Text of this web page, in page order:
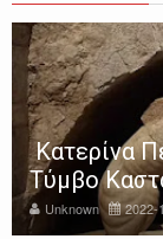
Κατερίνα
Τύμβο
Unknown 2022-